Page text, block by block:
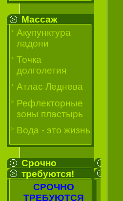
Массаж
Акупунктура
ладони
Точка
долголетия
Атлас Леднева
Рефлекторные
зоны пластырь
Вода - это жизнь
Срочно
требуются!
СРОЧНО
ТРЕБУЮТСЯ